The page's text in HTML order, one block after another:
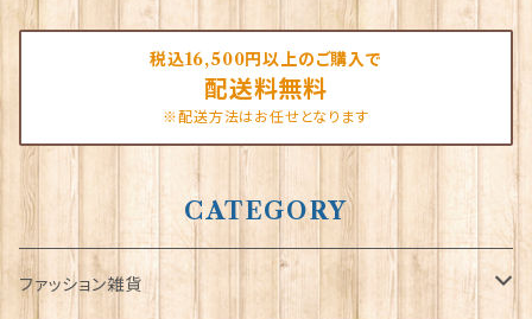
税込16,500円以上のご購入で
配送料無料
※配送方法はお任せとなります
CATEGORY
ファッション雑貨